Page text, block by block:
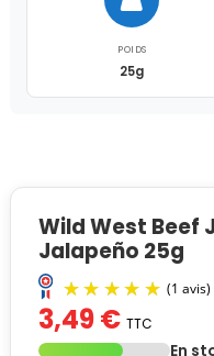
POIDS
25g
Wild West Beef
Jalapeño 25g
3,49 € TTC
En